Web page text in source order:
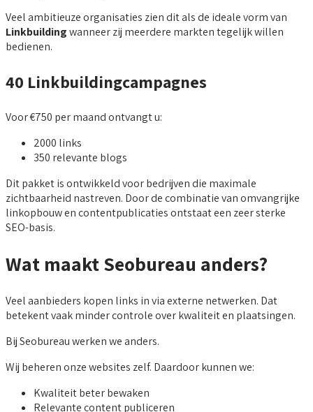
Veel ambitieuze organisaties zien dit als de ideale vorm van
Linkbuildingwanneer zij meerdere markten tegelijk willen
bedienen.
40 Linkbuildingcampagnes
Voor €750 per maand ontvangt u:
2000 links
350 relevante blogs
Dit pakket is ontwikkeld voor bedrijven die maximale
zichtbaarheid nastreven. Door de combinatie van omvangrijke
linkopbouw en contentpublicaties ontstaat een zeer sterke
SEO-basis.
Wat maakt Seobureau anders?
Veel aanbieders kopen links in via externe netwerken. Dat
betekent vaak minder controle over kwaliteit en plaatsingen.
Bij Seobureau werken we anders.
Wij beheren onze websites zelf. Daardoor kunnen we:
Kwaliteit beter bewaken
Relevante content publiceren